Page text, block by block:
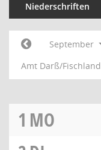
Niederschriften
September
Amt Darß/Fischland
1 MO